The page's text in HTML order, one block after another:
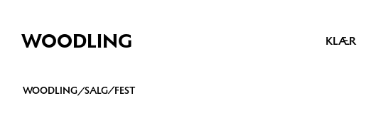
WOODLING KLÆR
WOODLING/SALG/FEST